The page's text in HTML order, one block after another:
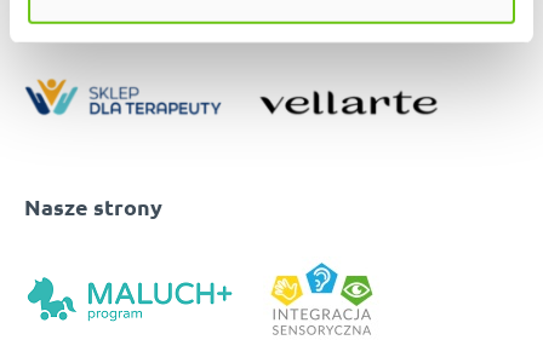
Nasze strony